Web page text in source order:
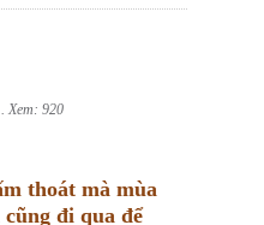
Xem: 920
thoát mà mùa
đi qua để